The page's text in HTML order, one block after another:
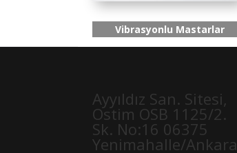
Vibrasyonlu Mastarlar
Ayyıldız San. Sitesi,
Ostim OSB 1125/2.
Sk. No:16 06375
Yenimahalle/Ankara